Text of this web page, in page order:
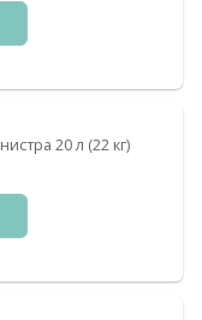
20 л (22 кг)